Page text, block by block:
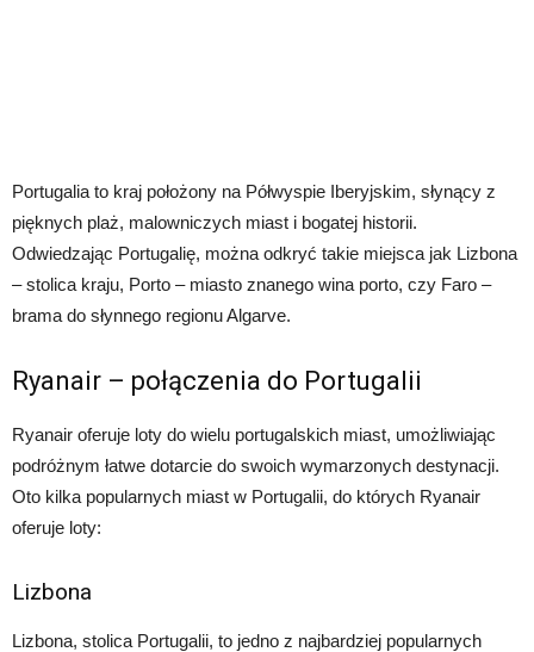
Portugalia to kraj położony na Półwyspie Iberyjskim, słynący z
pięknych plaż, malowniczych miast i bogatej historii.
Odwiedzając Portugalię, można odkryć takie miejsca jak Lizbona
– stolica kraju, Porto – miasto znanego wina porto, czy Faro –
brama do słynnego regionu Algarve.
Ryanair – połączenia do Portugalii
Ryanair oferuje loty do wielu portugalskich miast, umożliwiając
podróżnym łatwe dotarcie do swoich wymarzonych destynacji.
Oto kilka popularnych miast w Portugalii, do których Ryanair
oferuje loty:
Lizbona
Lizbona, stolica Portugalii, to jedno z najbardziej popularnych